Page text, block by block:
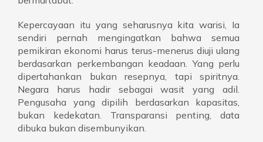
Kepercayaan itu yang seharusnya kita warisi, Ia
sendiri pernah mengingatkan bahwa semua
pemikiran ekonomi harus terus-menerus diuji ulang
berdasarkan perkembangan keadaan. Yang perlu
dipertahankan bukan resepnya, tapi spiritnya.
Negara harus hadir sebagai wasit yang adil.
Pengusaha yang dipilih berdasarkan kapasitas,
bukan kedekatan. Transparansi penting, data
dibuka bukan disembunyikan.